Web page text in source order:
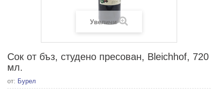
Увеличи
Сок от бъз, студено пресован, Bleichhof, 720
мл.
от: Бурел